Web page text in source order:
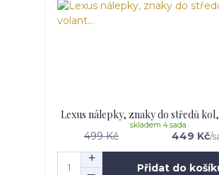
Lexus nálepky, znaky do středů
499 Kč 449 Kč/
skladem 4 sada
Přidat do